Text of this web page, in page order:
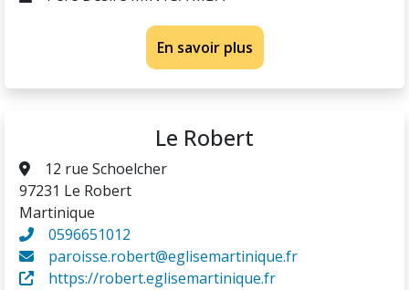
En savoir plus
Le Robert
12 rue Schoelcher
97231 Le Robert
Martinique
0596651012
paroisse.robert@eglisemartinique.fr
https://robert.eglisemartinique.fr